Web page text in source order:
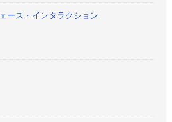
ース・インタラクション